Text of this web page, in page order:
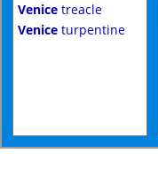
Venice treacle
Venice turpentine